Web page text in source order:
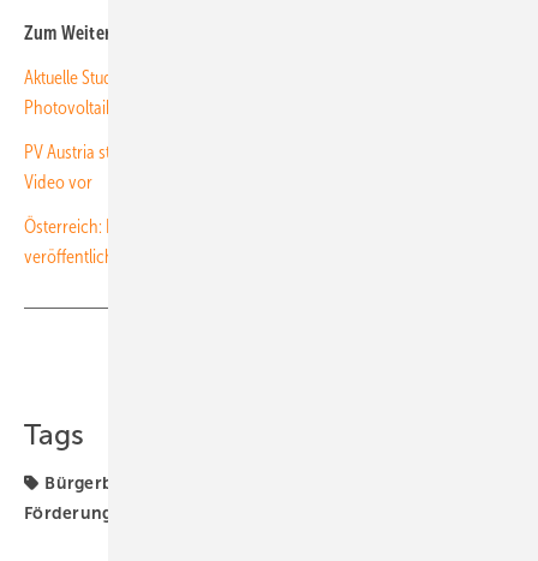
Zum Weiterlesen:
Aktuelle Studie: Österreicher unterstützen den Ausbau der
Photovoltaik
PV Austria stellt neue Planungshilfe für naturverträgliche Solarparks im
Video vor
Österreich: Leitfaden zur Finanzierung von Energiegemeinschaften
veröffentlicht
Tags
Bürgerbeteiligung
Förderung